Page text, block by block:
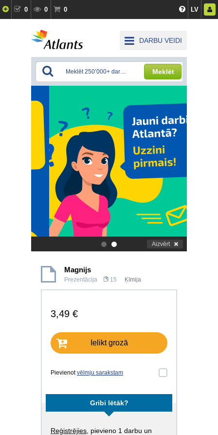
0 0 0 LV
DARBU VEIDI
Meklēt
. Aizvērt
Magnijs
Prezentācija 15 Ķīmija
3,49 €
Ielikt grozā
Pievienotvēlmju sarakstam
Gribi lētāk?
Reģistrējies , pievieno 1 darbu un